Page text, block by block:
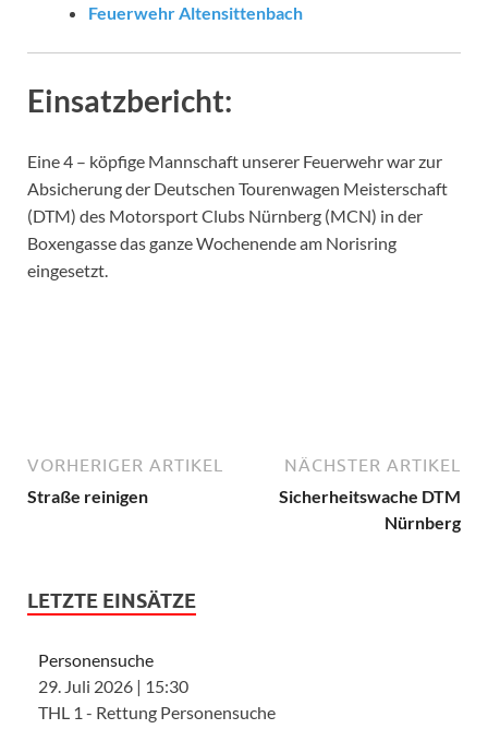
Feuerwehr Altensittenbach
Einsatzbericht:
Eine 4 – köpfige Mannschaft unserer Feuerwehr war zur
Absicherung der Deutschen Tourenwagen Meisterschaft
(DTM) des Motorsport Clubs Nürnberg (MCN) in der
Boxengasse das ganze Wochenende am Norisring
eingesetzt.
VORHERIGER ARTIKEL
Straße reinigen
NÄCHSTER ARTIKEL
Sicherheitswache DTM
Nürnberg
LETZTE EINSÄTZE
Personensuche
29. Juli 2026 | 15:30
THL 1 - Rettung Personensuche